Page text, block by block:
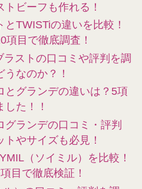
トビーフも作れる！
TWISTiの違いを比較！
項目で徹底調査！
ラストの口コミや評判を調
なのか？！
とグランデの違いは？5項
した！！
グランデの口コミ・評判
やサイズも必見！
（ソイミル）を比較！
目で徹底検証！